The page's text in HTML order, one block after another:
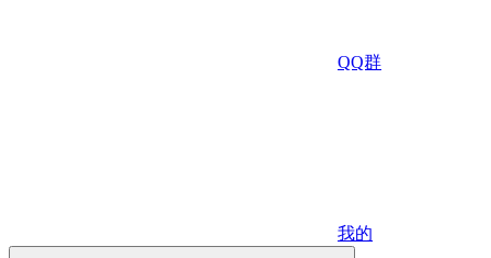
QQ群
我的